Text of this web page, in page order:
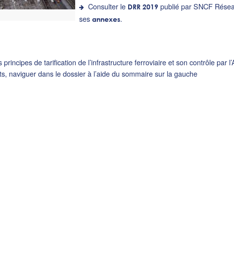
Consulter le DRR 2019 publié par SNCF
ses annexes.
de tarification de l’infrastructure ferroviaire et son contrôle par
naviguer dans le dossier à l’aide du sommaire sur la gauche